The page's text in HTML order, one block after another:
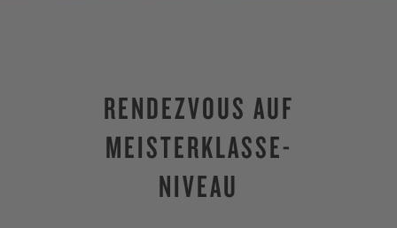
RENDEZVOUS AUF
MEISTERKLASSE-
NIVEAU